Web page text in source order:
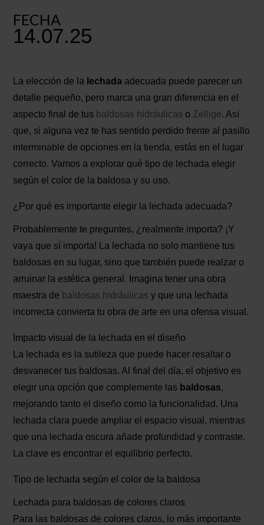
FECHA
14.07.25
La elección de la lechada adecuada puede parecer un
detalle pequeño, pero marca una gran diferencia en el
aspecto final de tus baldosas hidráulicas o Zellige. Así
que, si alguna vez te has sentido perdido frente al pasillo
interminable de opciones en la tienda, estás en el lugar
correcto. Vamos a explorar qué tipo de lechada elegir
según el color de la baldosa y su uso.
¿Por qué es importante elegir la lechada adecuada?
Probablemente te preguntes, ¿realmente importa? ¡Y
vaya que sí importa! La lechada no solo mantiene tus
baldosas en su lugar, sino que también puede realzar o
arruinar la estética general. Imagina tener una obra
maestra de baldosas hidráulicas y que una lechada
incorrecta convierta tu obra de arte en una ofensa visual.
Impacto visual de la lechada en el diseño
La lechada es la sutileza que puede hacer resaltar o
desvanecer tus baldosas. Al final del día, el objetivo es
elegir una opción que complemente las baldosas,
mejorando tanto el diseño como la funcionalidad. Una
lechada clara puede ampliar el espacio visual, mientras
que una lechada oscura añade profundidad y contraste.
La clave es encontrar el equilibrio perfecto.
Tipo de lechada según el color de la baldosa
Lechada para baldosas de colores claros
Para las baldosas de colores claros, lo más importante